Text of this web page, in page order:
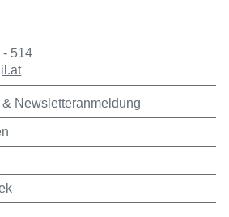
- 514
Newsletteranmeldung